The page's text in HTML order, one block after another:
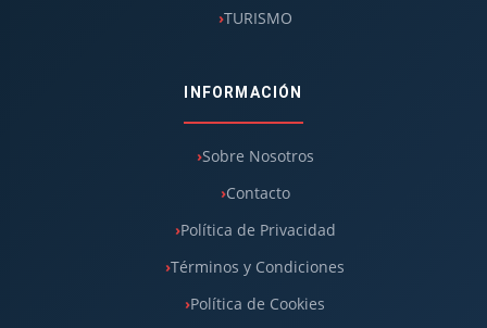
TURISMO
INFORMACIÓN
Sobre Nosotros
Contacto
Política de Privacidad
Términos y Condiciones
Política de Cookies